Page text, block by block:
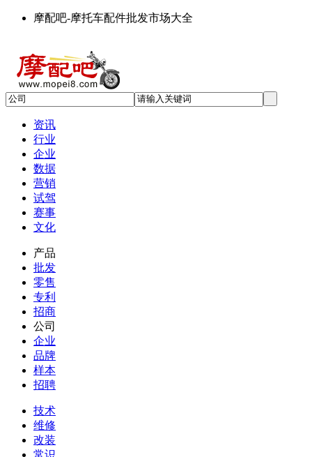
摩配吧-摩托车配件批发市场大全
资讯
行业
企业
数据
营销
试驾
赛事
文化
产品
批发
零售
专利
招商
公司
企业
品牌
样本
招聘
技术
维修
改装
常识